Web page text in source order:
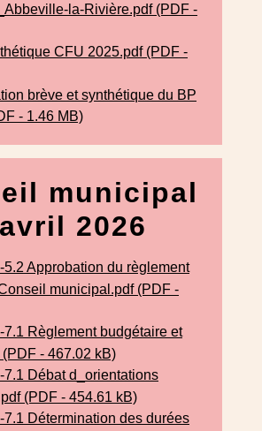
la-Rivière.pdf (PDF -
CFU 2025.pdf (PDF -
brève et synthétique du BP
- 1.46 MB)
municipal
2026
5.2 Approbation du règlement
municipal.pdf (PDF -
7.1 Règlement budgétaire et
- 467.02 kB)
7.1 Débat d_orientations
(PDF - 454.61 kB)
7.1 Détermination des durées